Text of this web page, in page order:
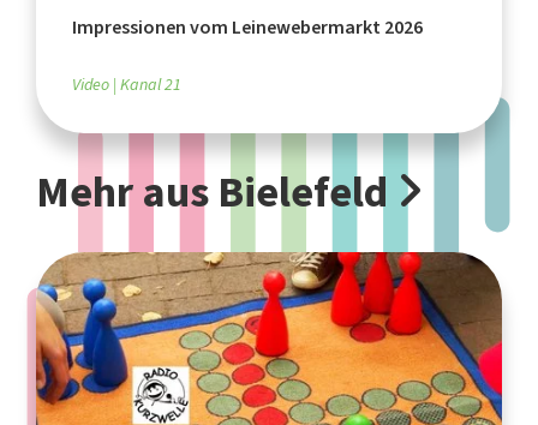
Impressionen vom Leinewebermarkt 2026
Video Kanal 21
Mehr aus Bielefeld